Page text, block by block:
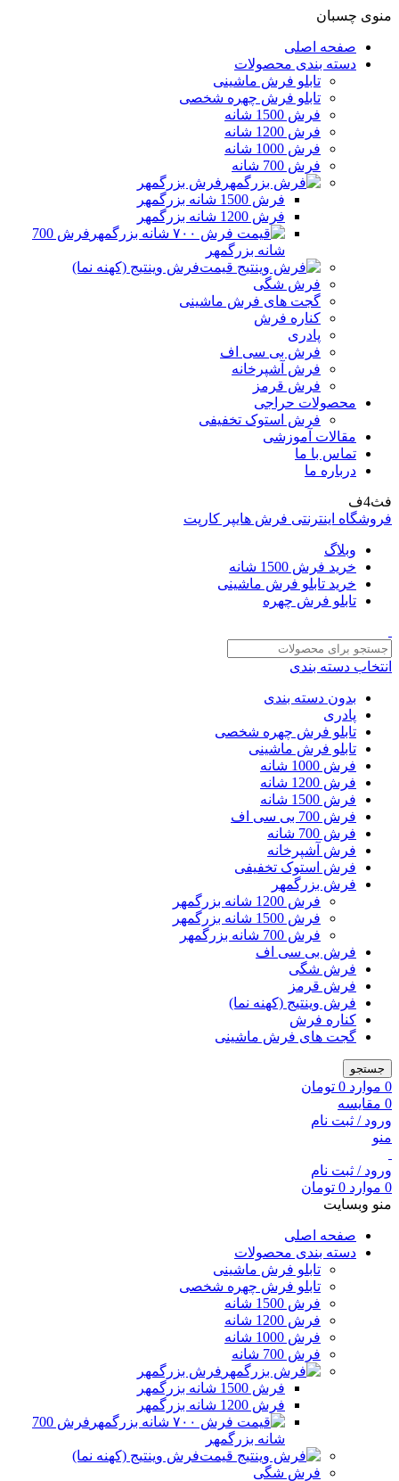
منوی چسبان
صفحه اصلی
دسته بندی محصولات
تابلو فرش ماشینی
تابلو فرش چهره شخصی
فرش 1500 شانه
فرش 1200 شانه
فرش 1000 شانه
فرش 700 شانه
فرش بزرگمهر
فرش 1500 شانه بزرگمهر
فرش 1200 شانه بزرگمهر
فرش 700
شانه بزرگمهر
فرش وینتیج (کهنه نما)
فرش شگی
گجت های فرش ماشینی
کناره فرش
پادری
فرش بی سی اف
فرش آشپرخانه
فرش قرمز
محصولات حراجی
فرش استوک تخفیفی
مقالات آموزشی
تماس با ما
درباره ما
فث4ف
فروشگاه اینترنتی فرش هایپر کارپت
وبلاگ
خرید فرش 1500 شانه
خرید تابلو فرش ماشینی
تابلو فرش چهره
انتخاب دسته بندی
بدون دسته بندی
پادری
تابلو فرش چهره شخصی
تابلو فرش ماشینی
فرش 1000 شانه
فرش 1200 شانه
فرش 1500 شانه
فرش 700 بی سی اف
فرش 700 شانه
فرش آشپرخانه
فرش استوک تخفیفی
فرش بزرگمهر
فرش 1200 شانه بزرگمهر
فرش 1500 شانه بزرگمهر
فرش 700 شانه بزرگمهر
فرش بی سی اف
فرش شگی
فرش قرمز
فرش وینتیج (کهنه نما)
کناره فرش
گجت های فرش ماشینی
جستجو
0 موارد 0 تومان
0 مقایسه
ورود / ثبت نام
منو
ورود / ثبت نام
0 موارد 0 تومان
منو وبسایت
صفحه اصلی
دسته بندی محصولات
تابلو فرش ماشینی
تابلو فرش چهره شخصی
فرش 1500 شانه
فرش 1200 شانه
فرش 1000 شانه
فرش 700 شانه
فرش بزرگمهر
فرش 1500 شانه بزرگمهر
فرش 1200 شانه بزرگمهر
فرش 700
شانه بزرگمهر
فرش وینتیج (کهنه نما)
فرش شگی